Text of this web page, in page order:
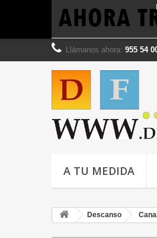
Llámanos ahora: 955 54
A TU MEDIDA
Descanso